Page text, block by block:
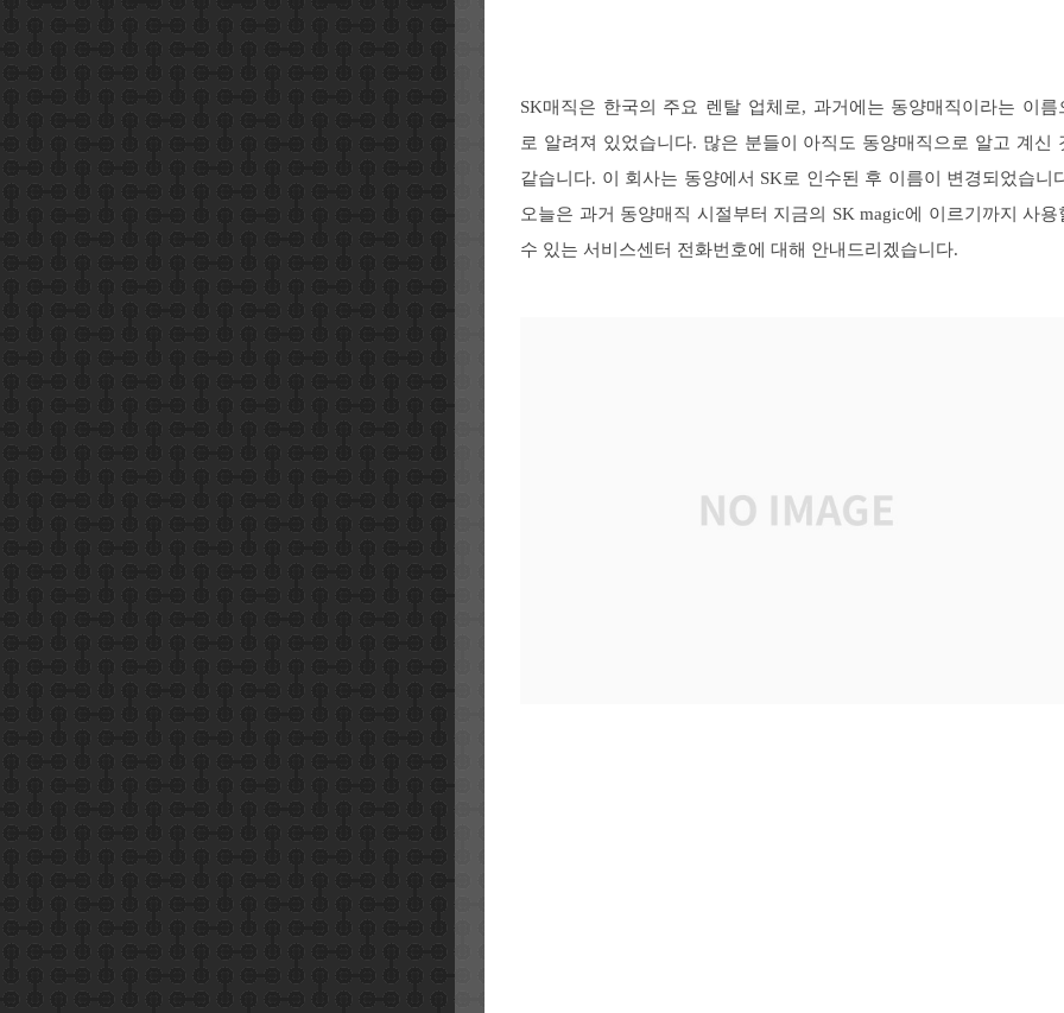
SK매직은 한국의 주요 렌탈 업체로, 과거에는 동양매직이라는 이름
로 알려져 있었습니다. 많은 분들이 아직도 동양매직으로 알고 계신
같습니다. 이 회사는 동양에서 SK로 인수된 후 이름이 변경되었습니
오늘은 과거 동양매직 시절부터 지금의 SK magic에 이르기까지 사용
수 있는 서비스센터 전화번호에 대해 안내드리겠습니다.